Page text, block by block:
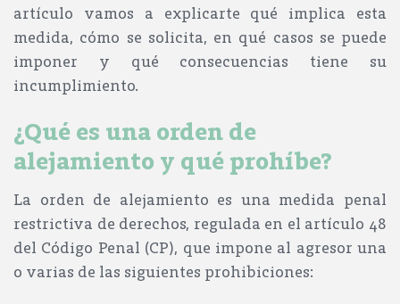
artículo vamos a explicarte qué implica esta
medida, cómo se solicita, en qué casos se puede
imponer y qué consecuencias tiene su
incumplimiento.
¿Qué es una orden de
alejamiento y qué prohíbe?
La orden de alejamiento es una medida penal
restrictiva de derechos, regulada en el artículo 48
del Código Penal (CP), que impone al agresor una
o varias de las siguientes prohibiciones: